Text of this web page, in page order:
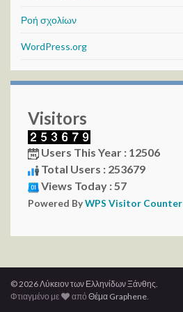
Ροή σχολίων
WordPress.org
Visitors
Users This Year : 12506
Total Users : 253679
Views Today : 57
Powered ByWPS Visitor Counter
© 2026 Λύκειον των Ελληνίδων Ξάνθης.
Φτιαγμένο με
απόΘέμα Graphene.